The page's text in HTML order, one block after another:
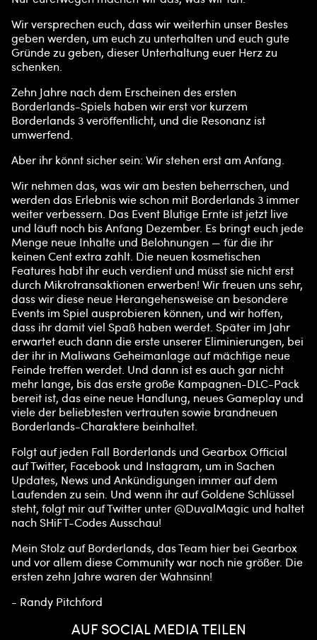
l
a
y
Inde
m du
"Spie
klicks
t,
stim
mst
du
den
Date
nsch
utzb
esti
mm
unge
n
von
YouT
ube
der
Übert
ragu
ng
von
Date
n an
die
Goog
le-
Serve
r zu.
Wir versprechen euch, dass wir weiterhin unser Bestes
geben werden, um euch zu unterhalten und euch gute
Gründe zu geben, dieser Unterhaltung euer Herz zu
schenken.
Zehn Jahre nach dem Erscheinen des ersten
Borderlands-Spiels haben wir erst vor kurzem
Borderlands 3 veröffentlicht, und die Resonanz ist
umwerfend.
Aber ihr könnt sicher sein: Wir stehen erst am Anfang.
Wir nehmen das, was wir am besten beherrschen, und
werden das Erlebnis wie schon mit Borderlands 3 immer
weiter verbessern. Das Event Blutige Ernte ist jetzt live
und läuft noch bis Anfang Dezember. Es bringt euch jede
Menge neue Inhalte und Belohnungen — für die ihr
keinen Cent extra zahlt. Die neuen kosmetischen
Features habt ihr euch verdient und müsst sie nicht erst
durch Mikrotransaktionen erwerben! Wir freuen uns sehr,
dass wir diese neue Herangehensweise an besondere
Events im Spiel ausprobieren können, und wir hoffen,
dass ihr damit viel Spaß haben werdet. Später im Jahr
erwartet euch dann die erste unserer Eliminierungen, bei
der ihr in Maliwans Geheimanlage auf mächtige neue
Feinde treffen werdet. Und dann ist es auch gar nicht
mehr lange, bis das erste große Kampagnen-DLC-Pack
bereit ist, das eine neue Handlung, neues Gameplay und
viele der beliebtesten vertrauten sowie brandneuen
Borderlands-Charaktere beinhaltet.
Folgt auf jeden Fall Borderlands und Gearbox Official
auf Twitter, Facebook und Instagram, um in Sachen
Updates, News und Ankündigungen immer auf dem
Laufenden zu sein. Und wenn ihr auf Goldene Schlüssel
steht, folgt mir auf Twitter unter @DuvalMagic und haltet
nach SHiFT-Codes Ausschau!
Mein Stolz auf Borderlands, das Team hier bei Gearbox
und vor allem diese Community war noch nie größer. Die
ersten zehn Jahre waren der Wahnsinn!
- Randy Pitchford
AUF SOCIAL MEDIA TEILEN